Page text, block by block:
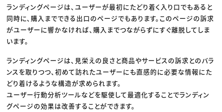
ランディングページは、ユーザーが最初にたどり着く入り口でもあると
同時に、購入までできる出口のページでもあります。このページの訴求
がユーザーに響かなければ、購入までつながらずにすぐ離脱してしま
います。
ランディングページは、見栄えの良さと商品やサービスの訴求とのバラ
ンスを取りつつ、初めて訪れたユーザーにも直感的に必要な情報にた
どり着けるような構造が求められます。
ユーザー行動分析ツールなどを駆使して最適化することでランディン
グページの効果は改善することができます。